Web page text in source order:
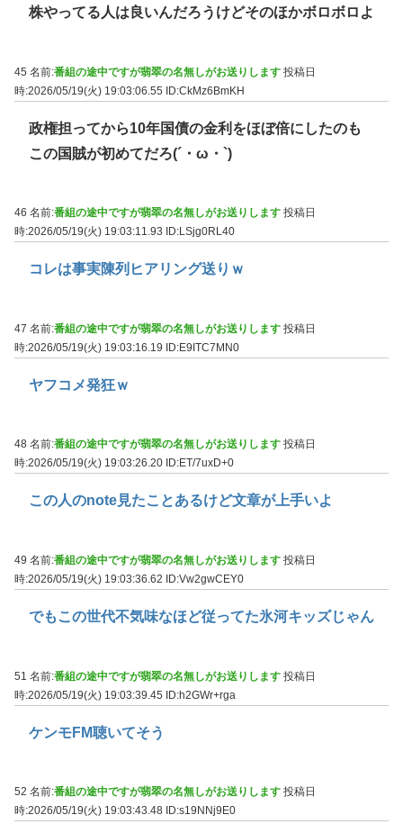
株やってる人は良いんだろうけどそのほかボロボロよ
45 名前:番組の途中ですが翡翠の名無しがお送りします 投稿日
時:2026/05/19(火) 19:03:06.55 ID:CkMz6BmKH
政権担ってから10年国債の金利をほぼ倍にしたのも
この国賊が初めてだろ(´・ω・`)
46 名前:番組の途中ですが翡翠の名無しがお送りします 投稿日
時:2026/05/19(火) 19:03:11.93
ID:LSjg0RL40
コレは事実陳列ヒアリング送りｗ
47 名前:番組の途中ですが翡翠の名無しがお送りします 投稿日
時:2026/05/19(火) 19:03:16.19 ID:E9ITC7MN0
ヤフコメ発狂ｗ
48 名前:番組の途中ですが翡翠の名無しがお送りします 投稿日
時:2026/05/19(火) 19:03:26.20 ID:ET/7uxD+0
この人のnote見たことあるけど文章が上手いよ
49 名前:番組の途中ですが翡翠の名無しがお送りします 投稿日
時:2026/05/19(火) 19:03:36.62
ID:Vw2gwCEY0
でもこの世代不気味なほど従ってた氷河キッズじゃん
51 名前:番組の途中ですが翡翠の名無しがお送りします 投稿日
時:2026/05/19(火) 19:03:39.45 ID:h2GWr+rga
ケンモFM聴いてそう
52 名前:番組の途中ですが翡翠の名無しがお送りします 投稿日
時:2026/05/19(火) 19:03:43.48 ID:s19NNj9E0